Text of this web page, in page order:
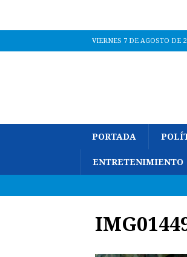
VIERNES 7 DE AGOSTO DE
PORTADA
ENTRETENIMIENTO